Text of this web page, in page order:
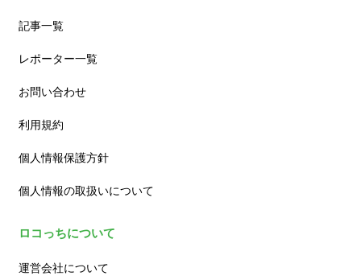
記事一覧
レポーター一覧
お問い合わせ
利用規約
個人情報保護方針
個人情報の取扱いについて
ロコっちについて
運営会社について